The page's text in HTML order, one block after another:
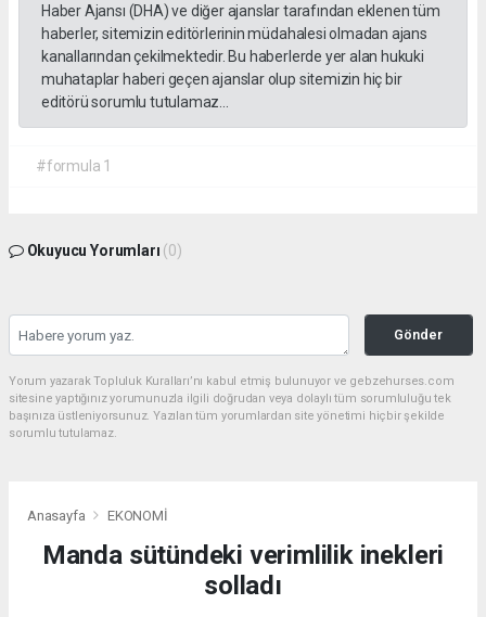
Haber Ajansı (DHA) ve diğer ajanslar tarafından eklenen tüm
haberler, sitemizin editörlerinin müdahalesi olmadan ajans
kanallarından çekilmektedir. Bu haberlerde yer alan hukuki
muhataplar haberi geçen ajanslar olup sitemizin hiç bir
editörü sorumlu tutulamaz...
#formula 1
Okuyucu Yorumları (0)
Gönder
Yorum yazarak Topluluk Kuralları’nı kabul etmiş bulunuyor ve gebzehurses.com
sitesine yaptığınız yorumunuzla ilgili doğrudan veya dolaylı tüm sorumluluğu tek
başınıza üstleniyorsunuz. Yazılan tüm yorumlardan site yönetimi hiçbir şekilde
sorumlu tutulamaz.
Anasayfa EKONOMİ
Manda sütündeki verimlilik inekleri
solladı